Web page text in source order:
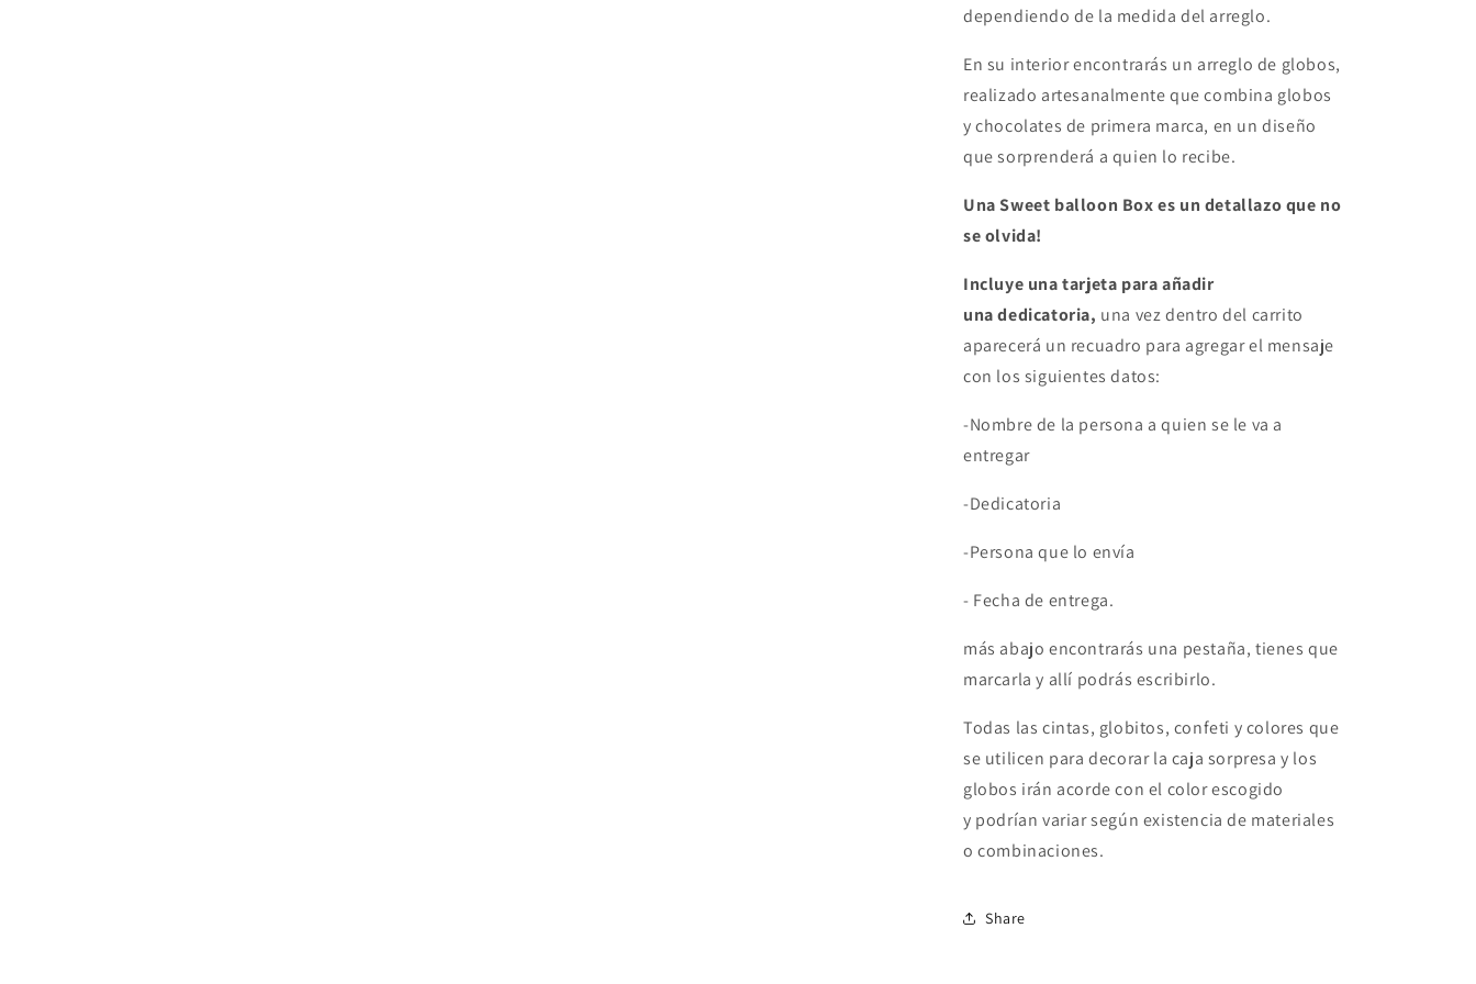
dependiendo de la medida del arreglo.
En su interior encontrarás un arreglo de globos,
realizado artesanalmente que combina globos
y chocolates de primera marca, en un diseño
que sorprenderá a quien lo recibe.
Una Sweet balloon Box es un detallazo que no
se olvida!
Incluye una tarjeta para añadir
una dedicatoria, una vez dentro del carrito
aparecerá un recuadro para agregar el mensaje
con los siguientes datos:
-Nombre de la persona a quien se le va a
entregar
-Dedicatoria
-Persona que lo envía
- Fecha de entrega.
más abajo encontrarás una pestaña, tienes que
marcarla y allí podrás escribirlo.
Todas las cintas, globitos, confeti y colores que
se utilicen para decorar la caja sorpresa y los
globos irán acorde con el color escogido
y podrían variar según existencia de materiales
o combinaciones.
Share